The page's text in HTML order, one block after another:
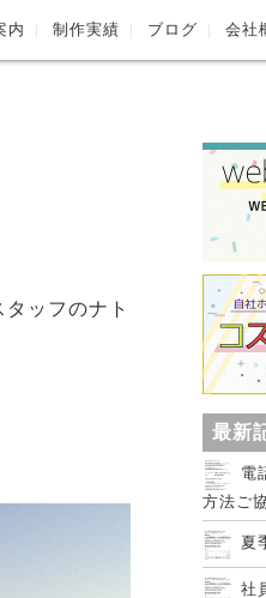
内 制作実績 ブログ 会社
ッフのナト
最新
電
方法ご
夏
社